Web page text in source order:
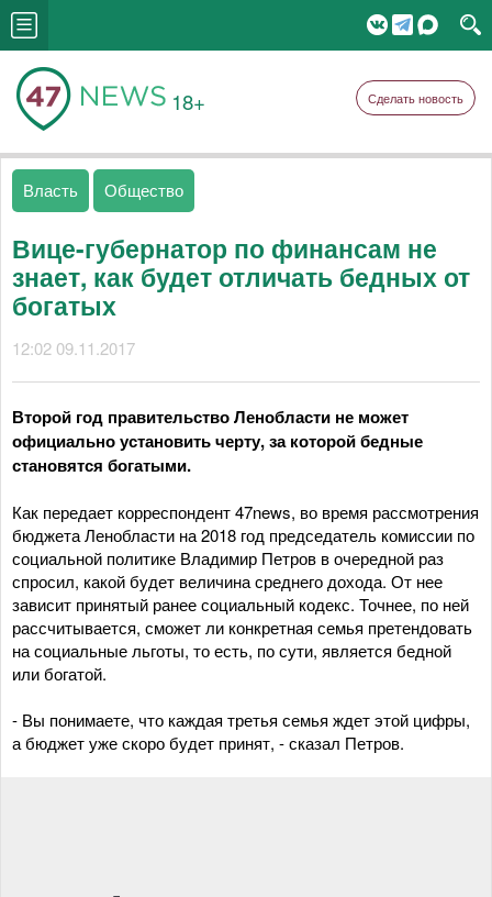
18+ Сделать новость
Власть Общество
Вице-губернатор по финансам не
знает, как будет отличать бедных от
богатых
12:02 09.11.2017
Второй год правительство Ленобласти не может
официально установить черту, за которой бедные
становятся богатыми.
Как передает корреспондент 47news, во время рассмотрения
бюджета Ленобласти на 2018 год председатель комиссии по
социальной политике Владимир Петров в очередной раз
спросил, какой будет величина среднего дохода. От нее
зависит принятый ранее социальный кодекс. Точнее, по ней
рассчитывается, сможет ли конкретная семья претендовать
на социальные льготы, то есть, по сути, является бедной
или богатой.
- Вы понимаете, что каждая третья семья ждет этой цифры,
а бюджет уже скоро будет принят, - сказал Петров.